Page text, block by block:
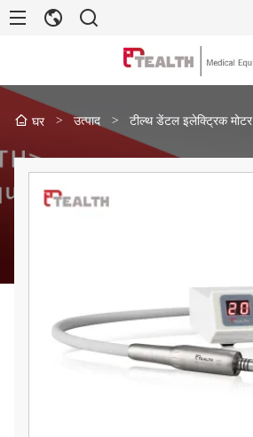
घर > उत्पाद > टील्थ डेंटल इलेक्ट्रिक मोटर